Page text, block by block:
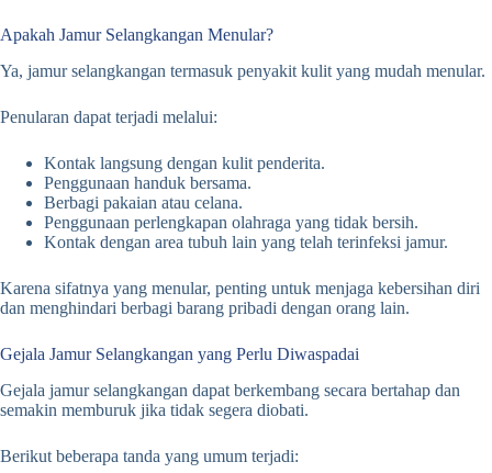
Apakah Jamur Selangkangan Menular?
Ya, jamur selangkangan termasuk penyakit kulit yang mudah menular.
Penularan dapat terjadi melalui:
Kontak langsung dengan kulit penderita.
Penggunaan handuk bersama.
Berbagi pakaian atau celana.
Penggunaan perlengkapan olahraga yang tidak bersih.
Kontak dengan area tubuh lain yang telah terinfeksi jamur.
Karena sifatnya yang menular, penting untuk menjaga kebersihan diri
dan menghindari berbagi barang pribadi dengan orang lain.
Gejala Jamur Selangkangan yang Perlu Diwaspadai
Gejala jamur selangkangan dapat berkembang secara bertahap dan
semakin memburuk jika tidak segera diobati.
Berikut beberapa tanda yang umum terjadi: